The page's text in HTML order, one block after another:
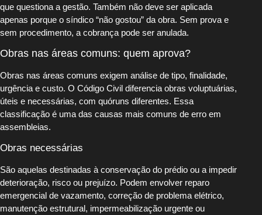
que questiona a gestão. Também não deve ser aplicada
apenas porque o síndico “não gostou” da obra. Sem prova e
sem procedimento, a cobrança pode ser anulada.
Obras nas áreas comuns: quem aprova?
Obras nas áreas comuns exigem análise de tipo, finalidade,
urgência e custo. O Código Civil diferencia obras voluptuárias,
úteis e necessárias, com quóruns diferentes. Essa
classificação é uma das causas mais comuns de erro em
assembleias.
Obras necessárias
São aquelas destinadas à conservação do prédio ou a impedir
deterioração, risco ou prejuízo. Podem envolver reparo
emergencial de vazamento, correção de problema elétrico,
manutenção estrutural, impermeabilização urgente ou